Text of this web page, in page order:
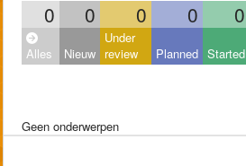
0 0 0 0 0
Alles Nieuw
Under
review
Planned Started
Geen onderwerpen